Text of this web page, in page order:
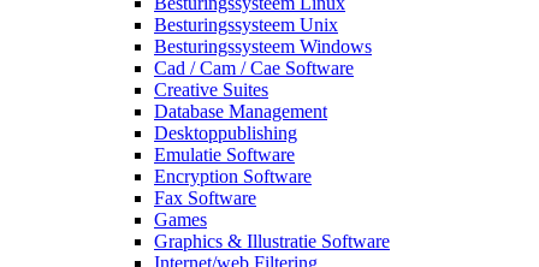
Besturingssysteem Unix
Besturingssysteem Windows
Cad / Cam / Cae Software
Creative Suites
Database Management
Desktoppublishing
Emulatie Software
Encryption Software
Fax Software
Games
Graphics & Illustratie Software
Internet/web Filtering